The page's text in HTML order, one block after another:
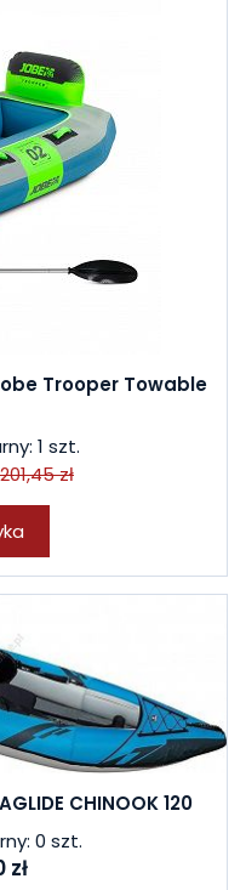
Trooper Towable
1 szt.
zł
CHINOOK 120
0 szt.
zł